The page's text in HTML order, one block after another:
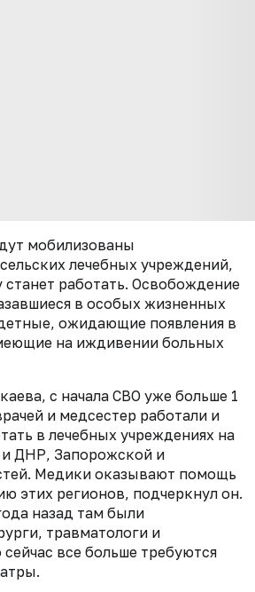
мобилизованы
лечебных учреждений,
работать. Освобождение
в особых жизненных
ожидающие появления в
на иждивении больных
с начала СВО уже больше 1
и медсестер работали и
в лечебных учреждениях на
ДНР, Запорожской и
Медики оказывают помощь
этих регионов, подчеркнул он.
назад там были
травматологи и
сейчас все больше требуются